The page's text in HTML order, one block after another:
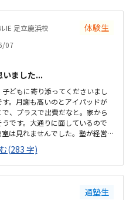
IE 足立鹿浜校 体験生
07
ました...
どもに寄り添ってくださいまし
。月謝も高いのとアイパッドが
、プラスで出費だなと。家から
です。大通りに面しているので
は見れませんでした。塾が経営
し覗けました。建物自体が古い
うに思いました。もう少し回数を
助かります。説明してくれた方
に寄り添ってくださいました。
(283 字)
通塾生